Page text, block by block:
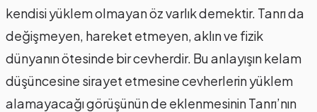
kendisi yüklem olmayan öz varlık demektir. Tanrı da
değişmeyen, hareket etmeyen, aklın ve fizik
dünyanın ötesinde bir cevherdir. Bu anlayışın kelam
düşüncesine sirayet etmesine cevherlerin yüklem
alamayacağı görüşünün de eklenmesinin Tanrı’nın